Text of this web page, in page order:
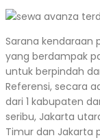
Sarana kendaraan
yang berdampak
untuk berpindah
Referensi, secara
dari 1 kabupaten
seribu, Jakarta
Timur dan Jakarta